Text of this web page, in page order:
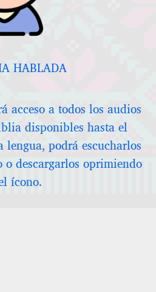
HABLADA
acceso a todos los audios
disponibles hasta el
lengua, podrá escucharlos
o descargarlos oprimiendo
ícono.